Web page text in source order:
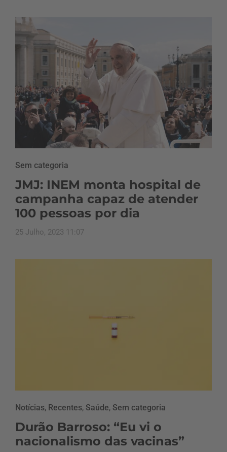
Sem categoria
JMJ: INEM monta hospital de
campanha capaz de atender
100 pessoas por dia
25 Julho, 2023 11:07
Notícias, Recentes, Saúde, Sem categoria
Durão Barroso: “Eu vi o
nacionalismo das vacinas”